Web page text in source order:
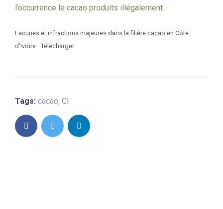
l’occurrence le cacao produits illégalement.
Lacunes et infractions majeures dans la filière cacao en Côte
d’Ivoire
Télécharger
Tags: cacao, CI